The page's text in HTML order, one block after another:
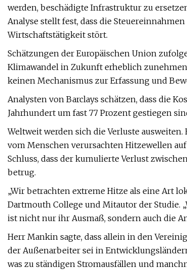
werden, beschädigte Infrastruktur zu
Analyse stellt fest, dass die
Wirtschaftstätigkeit stört.
Schätzungen der Europäischen Union
Klimawandel in Zukunft erheblich
keinen Mechanismus zur Erfassung und
Analysten von Barclays schätzen, dass die
Jahrhundert um fast 77 Prozent gestiegen
Weltweit werden sich die Verluste
vom Menschen verursachten Hitzewellen
Schluss, dass der kumulierte Verlust
betrug.
„Wir betrachten extreme Hitze als eine Art
Dartmouth College und Mitautor der Studie.
ist nicht nur ihr Ausmaß, sondern auch die
Herr Mankin sagte, dass allein in den
der Außenarbeiter sei in
was zu ständigen Stromausfällen und